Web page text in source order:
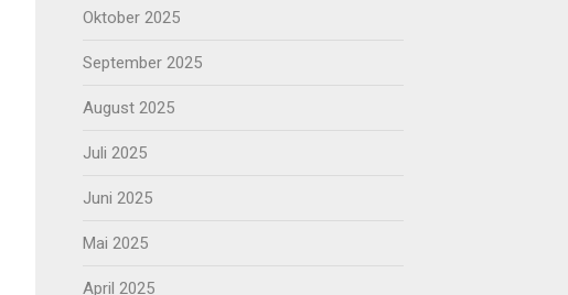
Oktober 2025
September 2025
August 2025
Juli 2025
Juni 2025
Mai 2025
April 2025